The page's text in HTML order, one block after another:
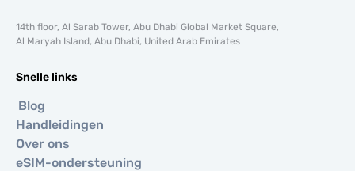
14th floor, Al Sarab Tower, Abu Dhabi Global Market Square,
Al Maryah Island, Abu Dhabi, United Arab Emirates
Snelle links
Blog
Handleidingen
Over ons
eSIM-ondersteuning